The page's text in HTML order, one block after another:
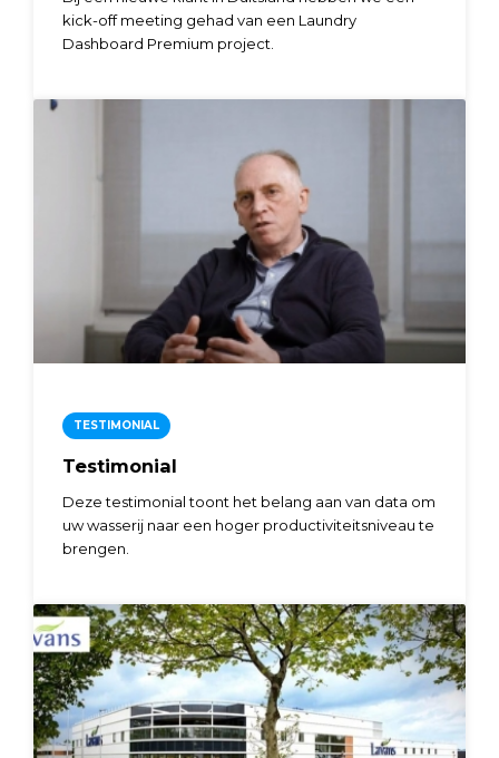
kick-off meeting gehad van een Laundry
Dashboard Premium project.
TESTIMONIAL
Testimonial
Deze testimonial toont het belang aan van data om
uw wasserij naar een hoger productiviteitsniveau te
brengen.